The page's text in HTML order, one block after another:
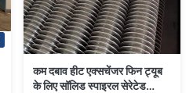
कम दबाव हीट एक्सचेंजर फिन ट्यूब
के लिए सॉलिड स्पाइरल सेरेटेड